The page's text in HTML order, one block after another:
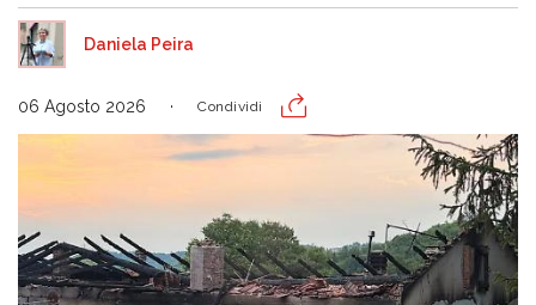
Daniela Peira
06 Agosto 2026 Condividi